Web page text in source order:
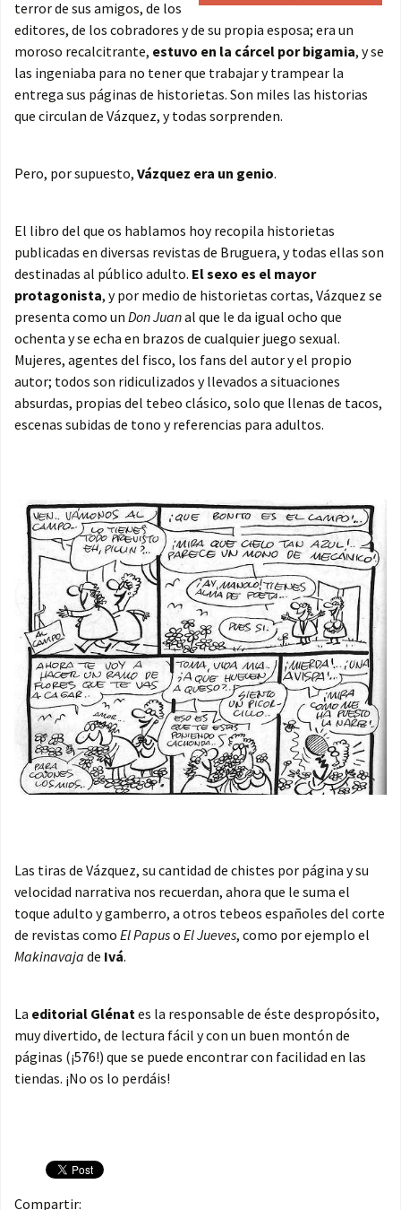
terror de sus amigos, de los
editores, de los cobradores y de su propia esposa; era un
moroso recalcitrante, estuvo en la cárcel por bigamia, y se
las ingeniaba para no tener que trabajar y trampear la
entrega sus páginas de historietas. Son miles las historias
que circulan de Vázquez, y todas sorprenden.
Pero, por supuesto, Vázquez era un genio.
El libro del que os hablamos hoy recopila historietas
publicadas en diversas revistas de Bruguera, y todas ellas son
destinadas al público adulto. El sexo es el mayor
protagonista, y por medio de historietas cortas, Vázquez se
presenta como un Don Juanal que le da igual ocho que
ochenta y se echa en brazos de cualquier juego sexual.
Mujeres, agentes del fisco, los fans del autor y el propio
autor; todos son ridiculizados y llevados a situaciones
absurdas, propias del tebeo clásico, solo que llenas de tacos,
escenas subidas de tono y referencias para adultos.
Las tiras de Vázquez, su cantidad de chistes por página y su
velocidad narrativa nos recuerdan, ahora que le suma el
toque adulto y gamberro, a otros tebeos españoles del corte
de revistas como El Papuso El Jueves, como por ejemplo el
Makinavaja de Ivá.
La editorial Glénates la responsable de éste despropósito,
muy divertido, de lectura fácil y con un buen montón de
páginas (¡576!) que se puede encontrar con facilidad en las
tiendas. ¡No os lo perdáis!
Compartir: